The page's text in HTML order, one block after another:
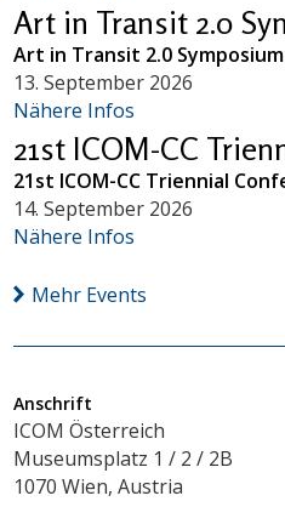
Art in Transit 2.0
Art in Transit 2.0 Symposium
13. September 2026
Nähere Infos
21st ICOM-CC
21st ICOM-CC Triennial
14. September 2026
Nähere Infos
Mehr Events
Anschrift
ICOM Österreich
Museumsplatz 1 / 2 / 2B
1070 Wien, Austria